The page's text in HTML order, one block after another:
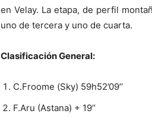
en Velay. La etapa, de perfil
uno de tercera y uno de cuarta.
Clasificación General:
C.Froome (Sky) 59h52’09’’
F.Aru (Astana) + 19’’